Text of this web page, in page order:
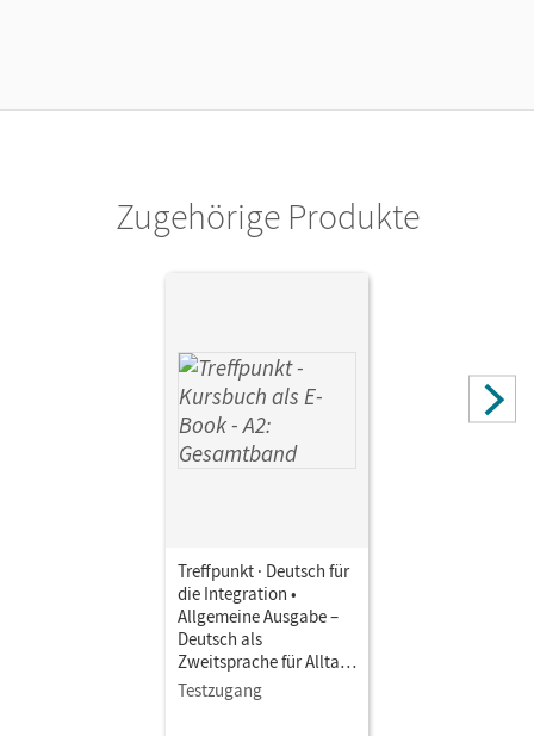
Cornelsen Verlag
Zugehörige Produkte
Treffpunkt · Deutsch für
die Integration •
Allgemeine Ausgabe –
Deutsch als
Zweitsprache für Alltag
und Beruf · A2:
Gesamtband • Kursbuch
Testzugang